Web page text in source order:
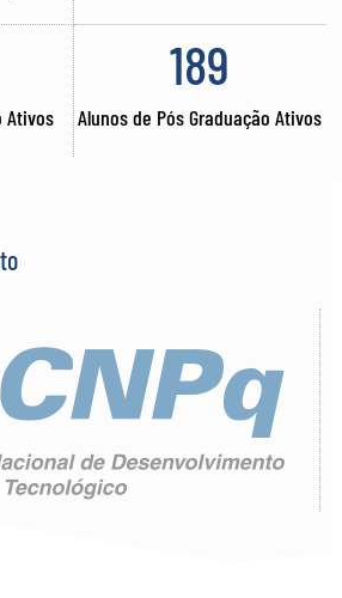
Ativos Alunos de Pós Graduação Ativos
189